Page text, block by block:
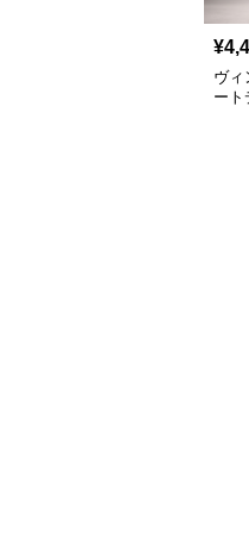
¥
ヴィ
ート